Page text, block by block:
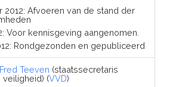
2012: Afvoeren van de stand der
Voor kennisgeving aangenomen.
Rondgezonden en gepubliceerd
Fred Teeven (staatssecretaris
veiligheid) (VVD)